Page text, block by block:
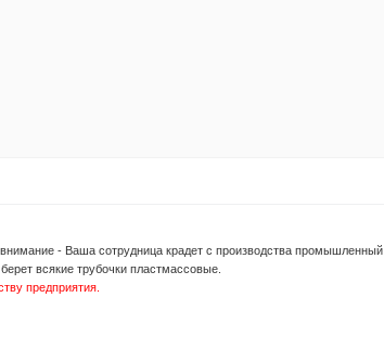
- Ваша сотрудница крадет с производства промышленный
всякие трубочки пластмассовые.
предприятия.